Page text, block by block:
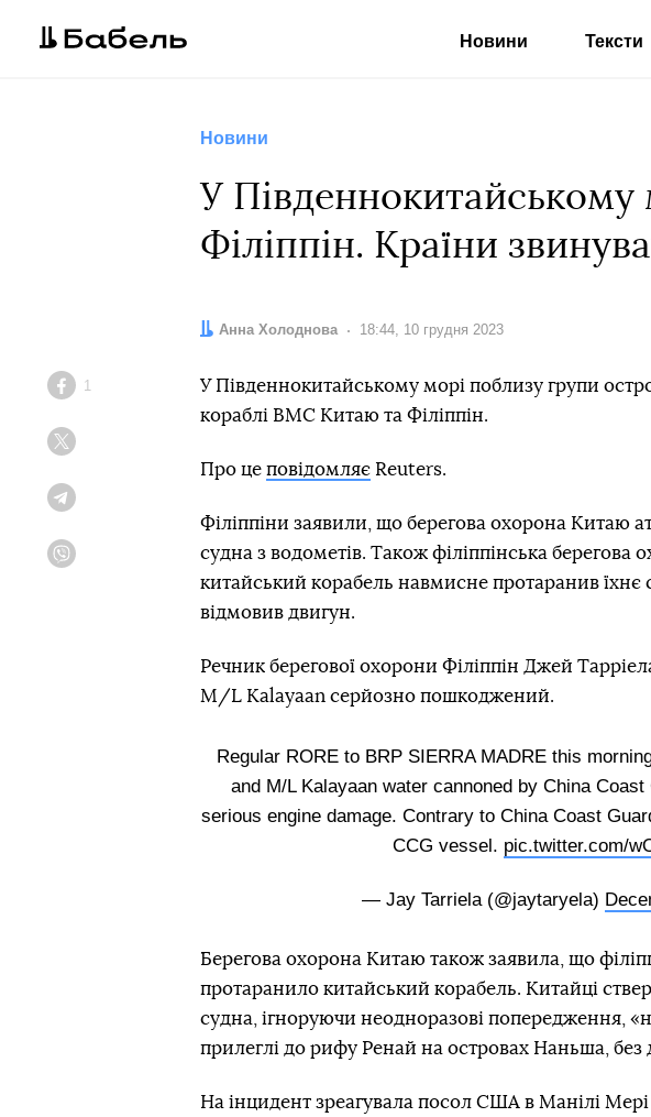
Новини Тексти
Новини
У Південнокитайському
Філіппін. Країни
Автор:
Анна Холоднова Дата:
18:44, 10 грудня 2023
Facebook
1
У Південнокитайському морі поблизу групи
кораблі ВМС Китаю та Філіппін.
Про це повідомляє Reuters.
Філіппіни заявили, що берегова охорона Китаю
судна з водометів. Також філіппінська берегова
китайський корабель навмисне протаранив їхнє
відмовив двигун.
Речник берегової охорони Філіппін Джей
M/L Kalayaan серйозно пошкоджений.
Regular RORE to BRP SIERRA MADRE this
and M/L Kalayaan water cannoned by China
serious engine damage. Contrary to China Coast
CCG vessel. pic.twitter.com/
— Jay Tarriela (@jaytaryela)
Берегова охорона Китаю також заявила, що
протаранило китайський корабель. Китайці
судна, ігноруючи неодноразові попередження,
прилеглі до рифу Ренай на островах Наньша, без
На інцидент зреагувала посол США в Манілі